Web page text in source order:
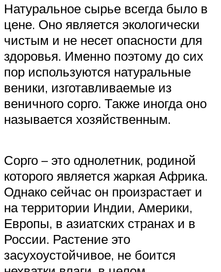
Натуральное сырье всегда было в
цене. Оно является экологически
чистым и не несет опасности для
здоровья. Именно поэтому до сих
пор используются натуральные
веники, изготавливаемые из
веничного сорго. Также иногда оно
называется хозяйственным.
Сорго – это однолетник, родиной
которого является жаркая Африка.
Однако сейчас он произрастает и
на территории Индии, Америки,
Европы, в азиатских странах и в
России. Растение это
засухоустойчивое, не боится